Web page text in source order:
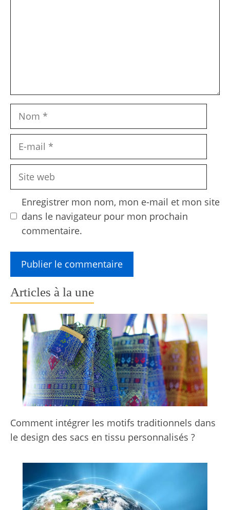
Nom
Site
Enregistrer mon nom, mon e-mail et mon site
dans le navigateur pour mon prochain
commentaire.
Articles à la une
Comment intégrer les motifs traditionnels dans
le design des sacs en tissu personnalisés ?